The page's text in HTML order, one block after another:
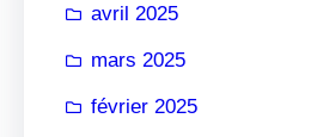
avril 2025
mars 2025
février 2025